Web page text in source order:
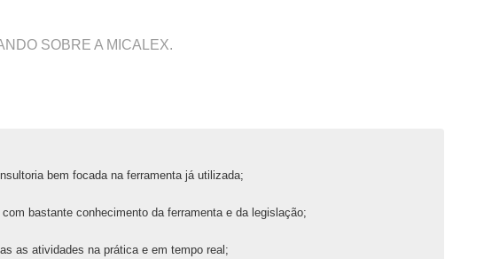
SOBRE A MICALEX.
bem focada na ferramenta já utilizada;
bastante conhecimento da ferramenta e da legislação;
as atividades na prática e em tempo real;